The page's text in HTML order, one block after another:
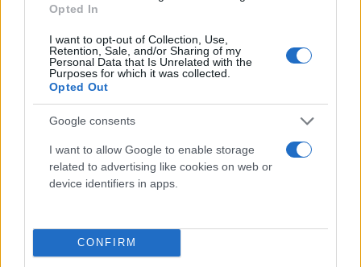
Opted In
I want to opt-out of Collection, Use,
Retention, Sale, and/or Sharing of my
Personal Data that Is Unrelated with the
Purposes for which it was collected.
Opted Out
Google consents
I want to allow Google to enable storage
related to advertising like cookies on web or
device identifiers in apps.
CONFIRM